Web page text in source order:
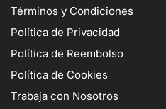
Términos y Condiciones
Política de Privacidad
Política de Reembolso
Política de Cookies
Trabaja con Nosotros